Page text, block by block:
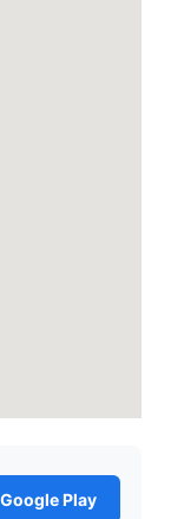
Google Play